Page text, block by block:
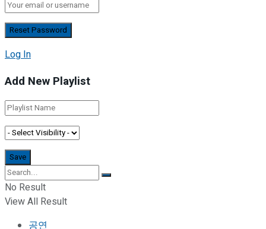
Log In
Add New Playlist
No Result
View All Result
공연